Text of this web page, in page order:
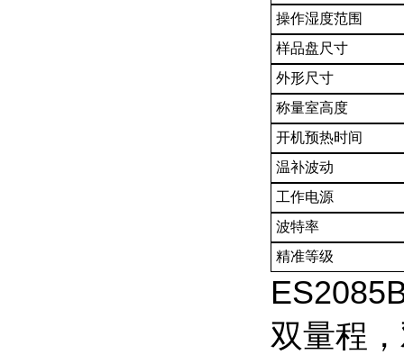
操作湿度范围
样品盘尺寸
外形尺寸
称量室高度
开机预热时间
温补波动
工作电源
波特率
精准等级
双量程